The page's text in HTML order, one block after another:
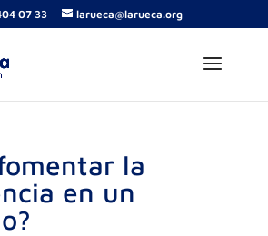
07 33 larueca@larueca.org
la
en un